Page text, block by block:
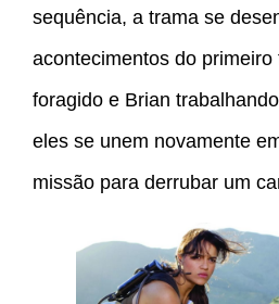
sequência, a trama se
acontecimentos do primeiro
foragido e Brian
eles se unem novamente
missão para derrubar um